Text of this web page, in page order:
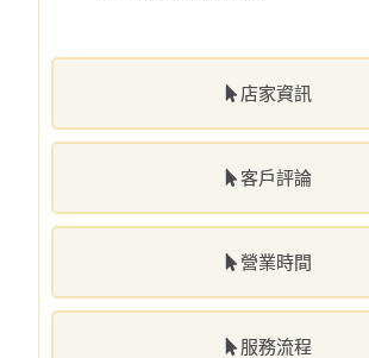
店家資訊
客戶評論
營業時間
服務流程